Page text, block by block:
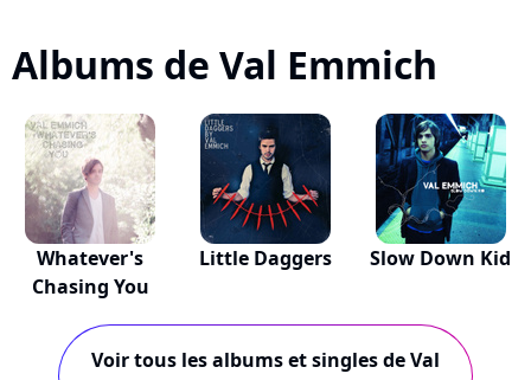
Albums de Val Emmich
Whatever's
Chasing You
Little Daggers Slow Down Kid
Voir tous les albums et singles de Val